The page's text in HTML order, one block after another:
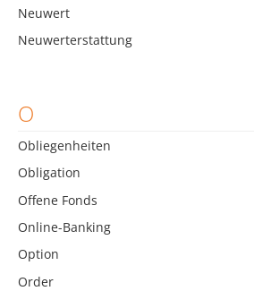
Neuwert
Neuwerterstattung
O
Obliegenheiten
Obligation
Offene Fonds
Online-Banking
Option
Order